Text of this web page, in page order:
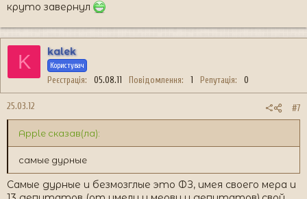
круто завернул
K kalek
Користувач
Реєстрація 05.08.11 Повідомлення 1 Репутація 0
25.03.12 #7
Apple сказав(ла):
самые дурные
Самые дурные и безмозглые это ФЗ, имея своего мера и